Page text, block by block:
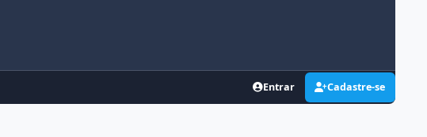
Entrar Cadastre-se